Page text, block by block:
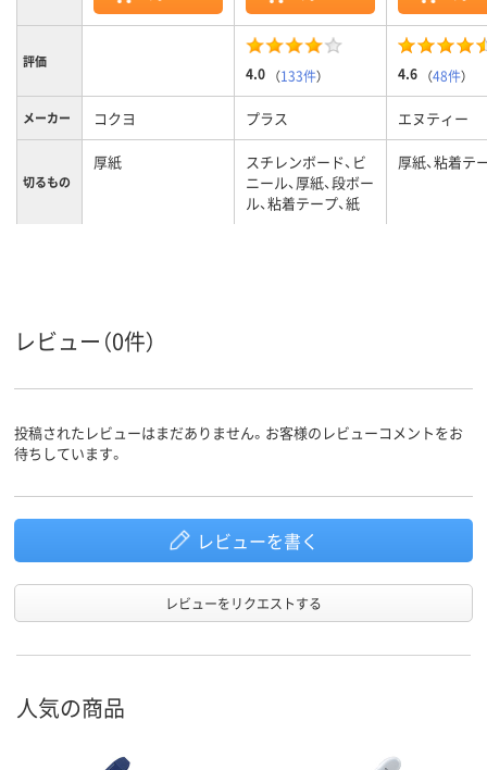
評価
4.0 （133件） 4.6 （48件）
メーカー コクヨ プラス エヌティー
切るもの
厚紙
スチレンボード、ビ
ニール、厚紙、段ボー
ル、粘着テープ、紙
厚紙、粘着テ
レビュー（0件）
投稿されたレビューはまだありません。お客様のレビューコメントをお
待ちしています。
レビューを書く
レビューをリクエストする
人気の商品